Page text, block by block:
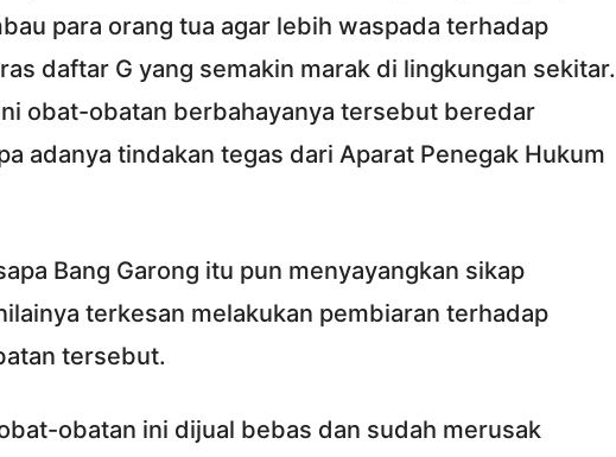
para orang tua agar lebih waspada terhadap
daftar G yang semakin marak di lingkungan sekitar.
obat-obatan berbahayanya tersebut beredar
adanya tindakan tegas dari Aparat Penegak Hukum
Bang Garong itu pun menyayangkan sikap
terkesan melakukan pembiaran terhadap
tersebut.
obatan ini dijual bebas dan sudah merusak